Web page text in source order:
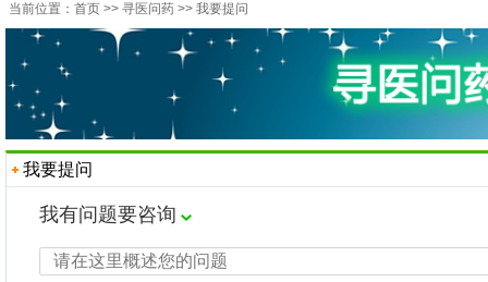
当前位置： 首页 >> 寻医问药 >> 我要提问
我要提问
我有问题要咨询